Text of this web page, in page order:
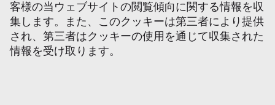
客様の当ウェブサイトの閲覧傾向に関する情報を収
集します。また、このクッキーは第三者により提供
され、第三者はクッキーの使用を通じて収集された
情報を受け取ります。